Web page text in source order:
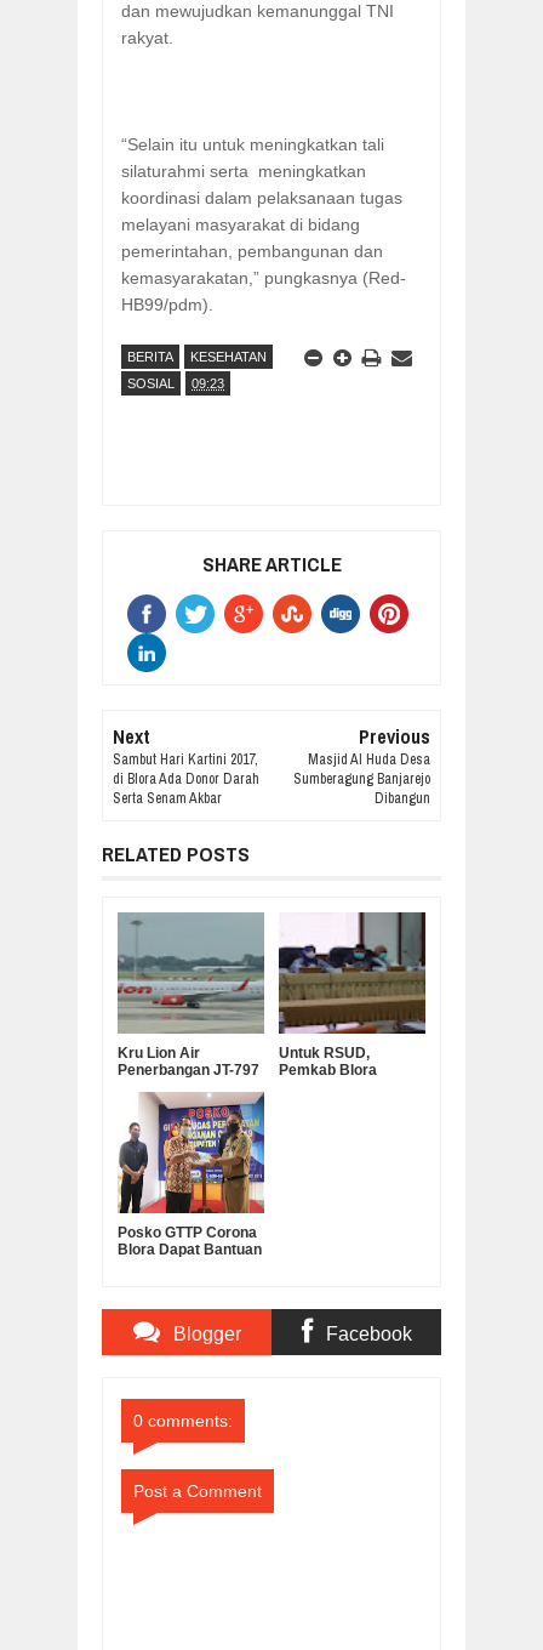
dan mewujudkan kemanunggal TNI
rakyat.
“Selain itu untuk meningkatkan tali
silaturahmi serta meningkatkan
koordinasi dalam pelaksanaan tugas
melayani masyarakat di bidang
pemerintahan, pembangunan dan
kemasyarakatan,” pungkasnya (Red-
HB99/pdm).
BERITA
KESEHATAN
SOSIAL
09:23
SHARE ARTICLE
Next
Sambut Hari Kartini 2017,
di Blora Ada Donor Darah
Serta Senam Akbar
Previous
Masjid Al Huda Desa
Sumberagung Banjarejo
Dibangun
RELATED POSTS
Kru Lion Air
Penerbangan JT-797
Jayapura
Dinyatakan Negatif
Alkohol dan Narkoba
Untuk RSUD,
Pemkab Blora
Posko GTTP Corona
Blora Dapat Bantuan
Blogger Facebook
0 comments:
Post a Comment